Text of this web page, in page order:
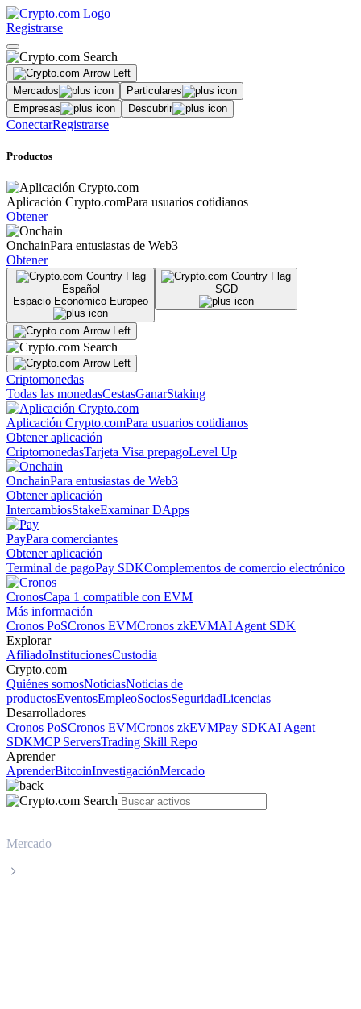
Registrarse
Mercados
Particulares
Empresas
Descubrir
ConectarRegistrarse
Productos
Aplicación Crypto.comPara usuarios cotidianos
Obtener
OnchainPara entusiastas de Web3
Obtener
Español
Espacio Económico Europeo
SGD
Criptomonedas
Todas las monedasCestasGanarStaking
Aplicación Crypto.comPara usuarios cotidianos
Obtener aplicación
CriptomonedasTarjeta Visa prepagoLevel Up
OnchainPara entusiastas de Web3
Obtener aplicación
IntercambiosStakeExaminar DApps
PayPara comerciantes
Obtener aplicación
Terminal de pagoPay SDKComplementos de comercio electrónico
CronosCapa 1 compatible con EVM
Más información
Cronos PoSCronos EVMCronos zkEVMAI Agent SDK
Explorar
AfiliadoInstitucionesCustodia
Crypto.com
Quiénes somosNoticiasNoticias de
productosEventosEmpleoSociosSeguridadLicencias
Desarrolladores
Cronos PoSCronos EVMCronos zkEVMPay SDKAI Agent
SDKMCP ServersTrading Skill Repo
Aprender
AprenderBitcoinInvestigaciónMercado
Mercado